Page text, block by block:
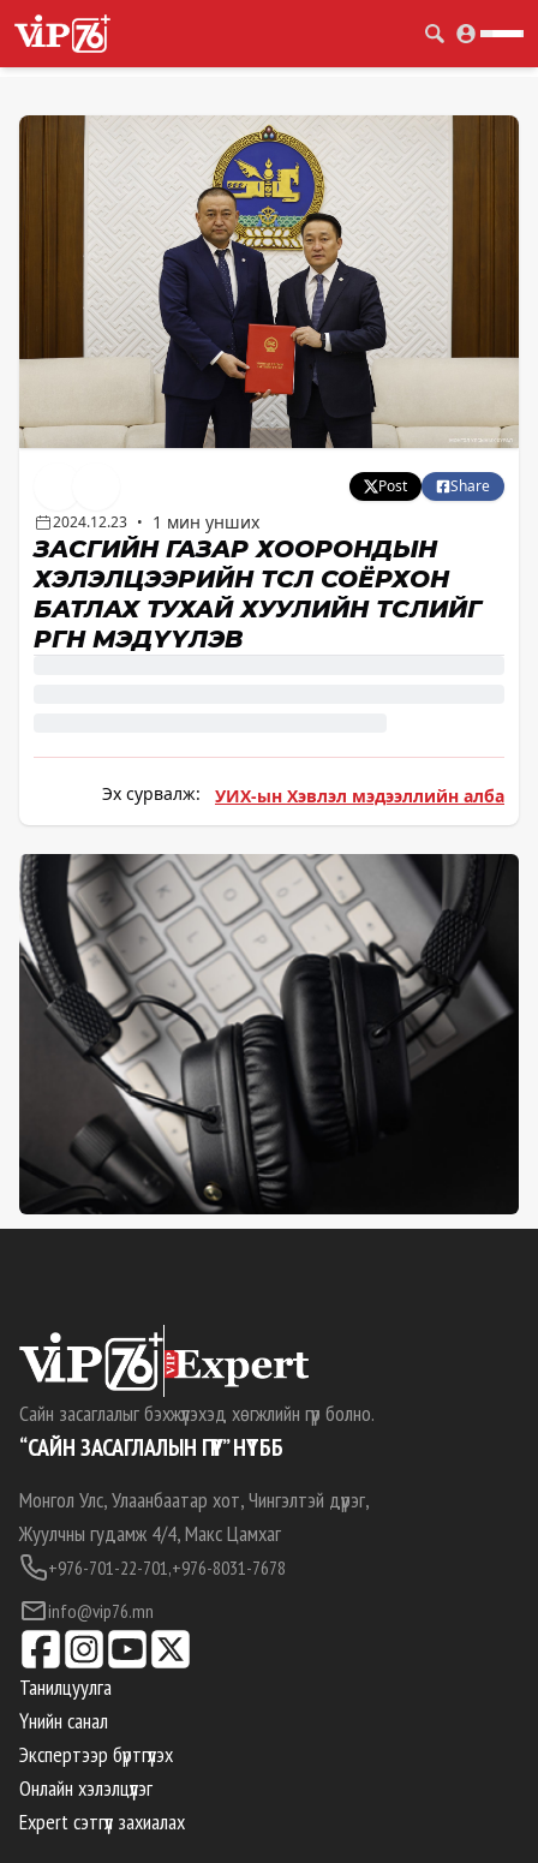
Post
Share
2024.12.23 • 1 мин унших
ЗАСГИЙН ГАЗАР ХООРОНДЫН
ХЭЛЭЛЦЭЭРИЙН ТӨСӨЛ СОЁРХОН
БАТЛАХ ТУХАЙ ХУУЛИЙН ТӨСЛИЙГ
ӨРГӨН МЭДҮҮЛЭВ
Эх сурвалж: УИХ-ын Хэвлэл мэдээллийн алба
Сайн засаглалыг бэхжүүлэхэд хөгжлийн гүүр болно.
“САЙН ЗАСАГЛАЛЫН ГҮҮР” НҮТББ
Монгол Улс, Улаанбаатар хот, Чингэлтэй дүүрэг,
Жуулчны гудамж 4/4, Макс Цамхаг
+976-701-22-701,+976-8031-7678
info@vip76.mn
Танилцуулга
Үнийн санал
Экспертээр бүртгүүлэх
Онлайн хэлэлцүүлэг
Expert сэтгүүл захиалах